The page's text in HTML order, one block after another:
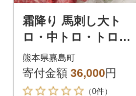
霜降り 馬刺し大ト
ロ・中トロ・トロ身
の盛り合わせ【馬刺・
和牛乃 栗山屋】(嘉島
町)FKK19-590
熊本県嘉島町
寄付金額 36,000円
（0件）